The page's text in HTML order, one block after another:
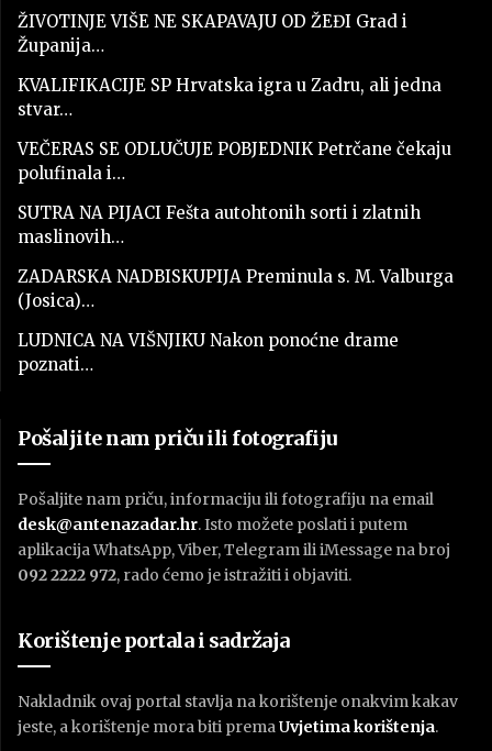
ŽIVOTINJE VIŠE NE SKAPAVAJU OD ŽEĐI Grad i
Županija…
KVALIFIKACIJE SP Hrvatska igra u Zadru, ali jedna
stvar…
VEČERAS SE ODLUČUJE POBJEDNIK Petrčane čekaju
polufinala i…
SUTRA NA PIJACI Fešta autohtonih sorti i zlatnih
maslinovih…
ZADARSKA NADBISKUPIJA Preminula s. M. Valburga
(Josica)…
LUDNICA NA VIŠNJIKU Nakon ponoćne drame
poznati…
Pošaljite nam priču ili fotografiju
Pošaljite nam priču, informaciju ili fotografiju na email
desk@antenazadar.hr. Isto možete poslati i putem
aplikacija WhatsApp, Viber, Telegram ili iMessage na broj
092 2222 972, rado ćemo je istražiti i objaviti.
Korištenje portala i sadržaja
Nakladnik ovaj portal stavlja na korištenje onakvim kakav
jeste, a korištenje mora biti premaUvjetima korištenja.